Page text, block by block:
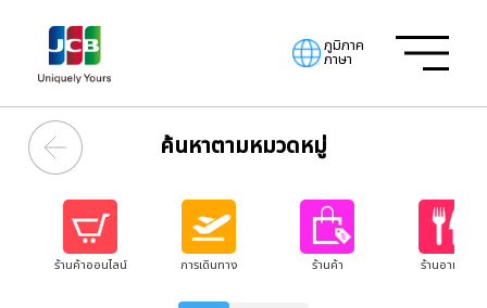
ภูมิภาค
ภาษา
ค้นหาตามหมวดหมู่
ร้านค้าออนไลน์ การเดินทาง ร้านค้า ร้านอาหาร